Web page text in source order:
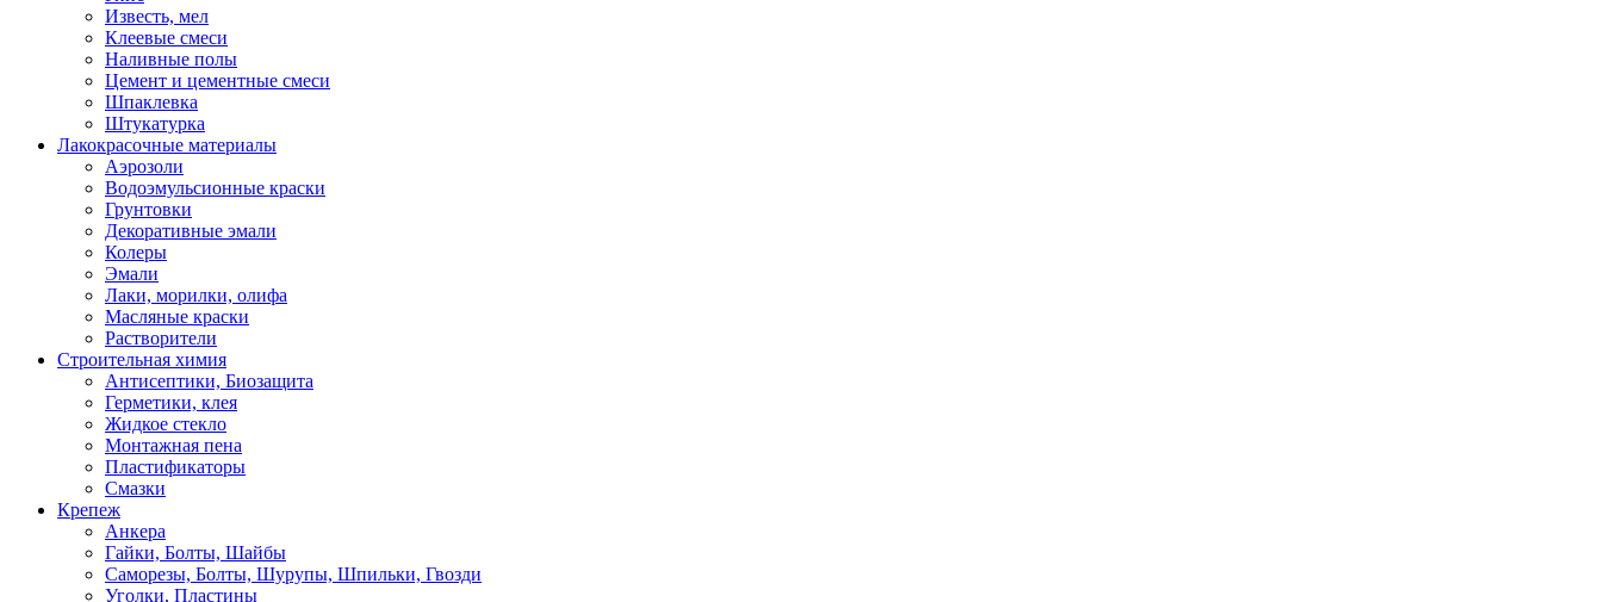
Известь, мел
Клеевые смеси
Наливные полы
Цемент и цементные смеси
Шпаклевка
Штукатурка
Лакокрасочные материалы
Аэрозоли
Водоэмульсионные краски
Грунтовки
Декоративные эмали
Колеры
Эмали
Лаки, морилки, олифа
Масляные краски
Растворители
Строительная химия
Антисептики, Биозащита
Герметики, клея
Жидкое стекло
Монтажная пена
Пластификаторы
Смазки
Крепеж
Анкера
Гайки, Болты, Шайбы
Саморезы, Болты, Шурупы, Шпильки, Гвозди
Уголки, Пластины